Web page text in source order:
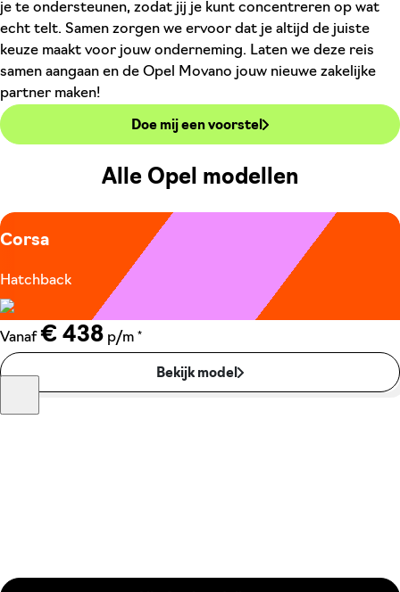
je te ondersteunen, zodat jij je kunt concentreren op wat
echt telt. Samen zorgen we ervoor dat je altijd de juiste
keuze maakt voor jouw onderneming. Laten we deze reis
samen aangaan en de Opel Movano jouw nieuwe zakelijke
partner maken!
Doe mij een voorstel
Alle Opel modellen
Corsa
Hatchback
Vanaf € 438 p/m *
Bekijk model